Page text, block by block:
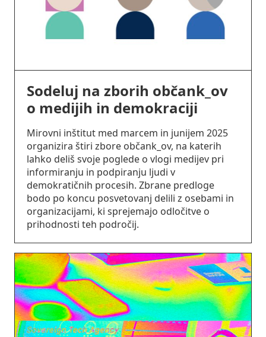
Sodeluj na zborih občank_ov
o medijih in demokraciji
Mirovni inštitut med marcem in junijem 2025
organizira štiri zbore občank_ov, na katerih
lahko deliš svoje poglede o vlogi medijev pri
informiranju in podpiranju ljudi v
demokratičnih procesih. Zbrane predloge
bodo po koncu posvetovanj delili z osebami in
organizacijami, ki sprejemajo odločitve o
prihodnosti teh področij.